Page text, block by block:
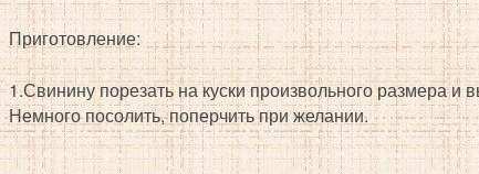
Приготовление:
1.Свинину порезать на куски произвольного размера
Немного посолить, поперчить при желании.